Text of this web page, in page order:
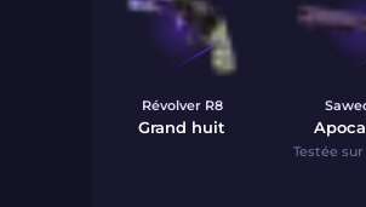
Révolver R8
Grand huit
Testée